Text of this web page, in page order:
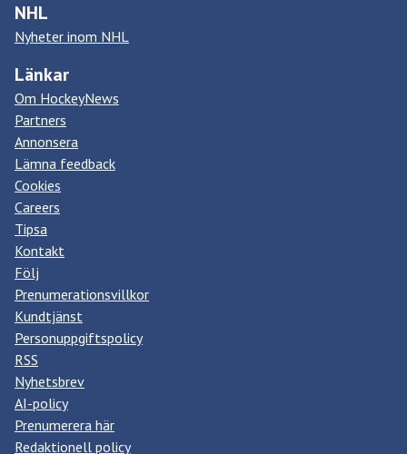
NHL
Nyheter inom NHL
Länkar
Om HockeyNews
Partners
Annonsera
Lämna feedback
Cookies
Careers
Tipsa
Kontakt
Följ
Prenumerationsvillkor
Kundtjänst
Personuppgiftspolicy
RSS
Nyhetsbrev
AI-policy
Prenumerera här
Redaktionell policy